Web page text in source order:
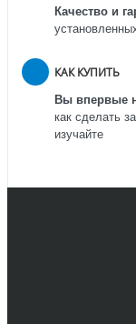
Качество и
КАК КУПИТЬ
Вы впервые
как сделать
изучайте